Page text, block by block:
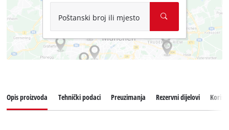
Poštanski broj ili mjesto
Opis proizvoda Tehnički podaci Preuzimanja Rezervni dijelovi